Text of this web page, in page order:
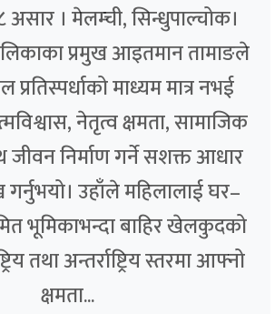
असार । मेलम्ची, सिन्धुपाल्चोक।
प्रमुख आइतमान तामाङले
माध्यम मात्र नभई
नेतृत्व क्षमता, सामाजिक
निर्माण गर्ने सशक्त आधार
उहाँले महिलालाई घर–
भूमिकाभन्दा बाहिर खेलकुदको
तथा अन्तर्राष्ट्रिय स्तरमा आफ्नो
क्षमता...